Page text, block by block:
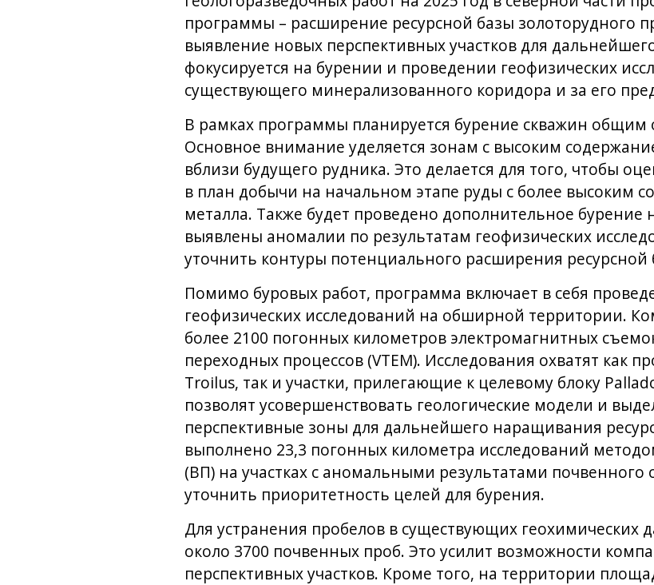
программы – расширение ресурсной базы золоторудного
выявление новых перспективных участков для
фокусируется на бурении и проведении геофизических
существующего минерализованного коридора и за его
В рамках программы планируется бурение скважин
Основное внимание уделяется зонам с высоким
вблизи будущего рудника. Это делается для того, чтобы
в план добычи на начальном этапе руды с более высоким
металла. Также будет проведено дополнительное бурение
выявлены аномалии по результатам геофизических
уточнить контуры потенциального расширения ресурсной
Помимо буровых работ, программа включает в себя
геофизических исследований на обширной территории.
более 2100 погонных километров электромагнитных
переходных процессов (VTEM). Исследования охватят как
Troilus, так и участки, прилегающие к целевому блоку
позволят усовершенствовать геологические модели и
перспективные зоны для дальнейшего наращивания
выполнено 23,3 погонных километра исследований
(ВП) на участках с аномальными результатами
уточнить приоритетность целей для бурения.
Для устранения пробелов в существующих геохимических
около 3700 почвенных проб. Это усилит возможности
перспективных участков. Кроме того, на территории